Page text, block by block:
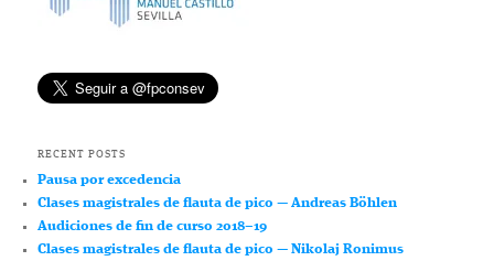
RECENT POSTS
Pausa por excedencia
Clases magistrales de flauta de pico — Andreas Böhlen
Audiciones de fin de curso 2018–19
Clases magistrales de flauta de pico — Nikolaj Ronimus